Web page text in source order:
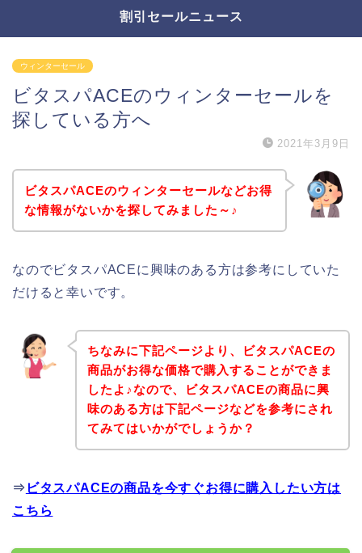
割引セールニュース
ウィンターセール
ビタスパACEのウィンターセールを
探している方へ
2021年3月9日
ビタスパACEのウィンターセールなどお得
な情報がないかを探してみました～♪
なのでビタスパACEに興味のある方は参考にしていた
だけると幸いです。
ちなみに下記ページより、ビタスパACEの
商品がお得な価格で購入することができま
したよ♪なので、ビタスパACEの商品に興
味のある方は下記ページなどを参考にされ
てみてはいかがでしょうか？
⇒ ビタスパACEの商品を今すぐお得に購入したい方は
こちら